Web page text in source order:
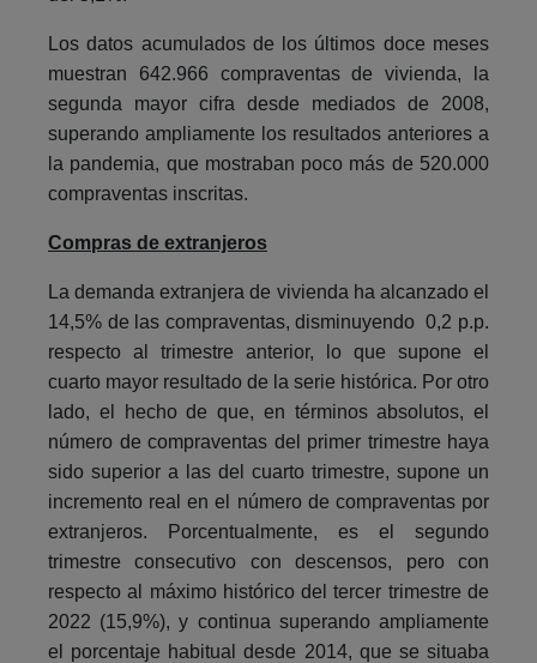
Los datos acumulados de los últimos doce meses
muestran 642.966 compraventas de vivienda, la
segunda mayor cifra desde mediados de 2008,
superando ampliamente los resultados anteriores a
la pandemia, que mostraban poco más de 520.000
compraventas inscritas.
Compras de extranjeros
La demanda extranjera de vivienda ha alcanzado el
14,5% de las compraventas, disminuyendo 0,2 p.p.
respecto al trimestre anterior, lo que supone el
cuarto mayor resultado de la serie histórica. Por otro
lado, el hecho de que, en términos absolutos, el
número de compraventas del primer trimestre haya
sido superior a las del cuarto trimestre, supone un
incremento real en el número de compraventas por
extranjeros. Porcentualmente, es el segundo
trimestre consecutivo con descensos, pero con
respecto al máximo histórico del tercer trimestre de
2022 (15,9%), y continua superando ampliamente
el porcentaje habitual desde 2014, que se situaba